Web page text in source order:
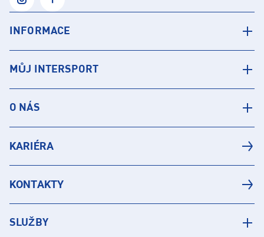
INFORMACE
MŮJ INTERSPORT
O NÁS
KARIÉRA
KONTAKTY
SLUŽBY